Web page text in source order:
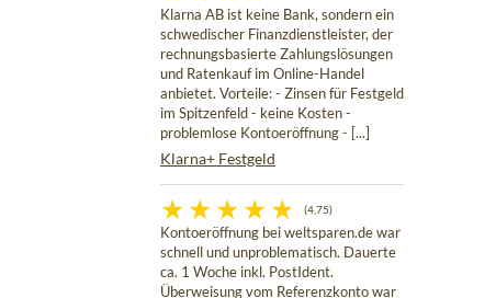
Klarna AB ist keine Bank, sondern ein
schwedischer Finanzdienstleister, der
rechnungsbasierte Zahlungslösungen
und Ratenkauf im Online-Handel
anbietet. Vorteile: - Zinsen für Festgeld
im Spitzenfeld - keine Kosten -
problemlose Kontoeröffnung - [...]
Klarna+ Festgeld
(4,75)
Kontoeröffnung bei weltsparen.de war
schnell und unproblematisch. Dauerte
ca. 1 Woche inkl. PostIdent.
Überweisung vom Referenzkonto war